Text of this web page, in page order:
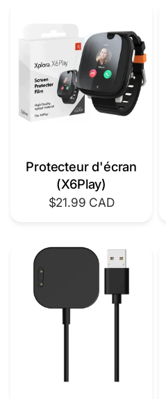
Protecteur d'écran
(X6Play)
$21.99 CAD